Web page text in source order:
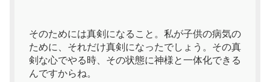
そのためには真剣になること。私が子供の病気の
ために、それだけ真剣になったでしょう。その真
剣な心でやる時、その状態に神様と一体化できる
んですからね。